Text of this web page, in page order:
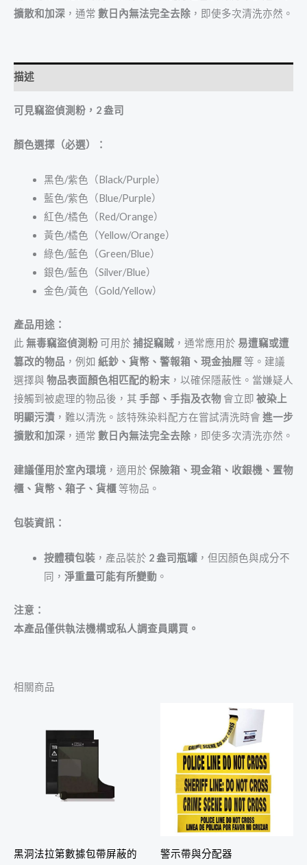
擴散和加深 ，通常 數日內無法完全去除 ，即使多次清洗亦然。
描述
可見竊盜偵測粉，2 盎司
顏色選擇（必選）：
黑色/紫色（Black/Purple）
藍色/紫色（Blue/Purple）
紅色/橘色（Red/Orange）
黃色/橘色（Yellow/Orange）
綠色/藍色（Green/Blue）
銀色/藍色（Silver/Blue）
金色/黃色（Gold/Yellow）
產品用途：
此 無毒竊盜偵測粉 可用於 捕捉竊賊 ，通常應用於 易遭竊或遭
篡改的物品 ，例如 紙鈔、貨幣、警報箱、現金抽屜 等。建議
選擇與 物品表面顏色相匹配的粉末 ，以確保隱蔽性。當嫌疑人
接觸到被處理的物品後，其 手部、手指及衣物會立即 被染上
明顯污漬 ，難以清洗。該特殊染料配方在嘗試清洗時會 進一步
擴散和加深 ，通常 數日內無法完全去除 ，即使多次清洗亦然。
建議僅用於室內環境 ，適用於 保險箱、現金箱、收銀機、置物
櫃、貨幣、箱子、貨櫃 等物品。
包裝資訊：
按體積包裝，產品裝於 2 盎司瓶罐，但因顏色與成分不
同， 淨重量可能有所變動。
注意：
本產品僅供執法機構或私人調查員購買。
相關商品
黑洞法拉第數據包帶屏蔽的
警示帶與分配器